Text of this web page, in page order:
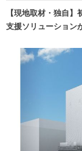
【現地取材・独自
支援ソリューション